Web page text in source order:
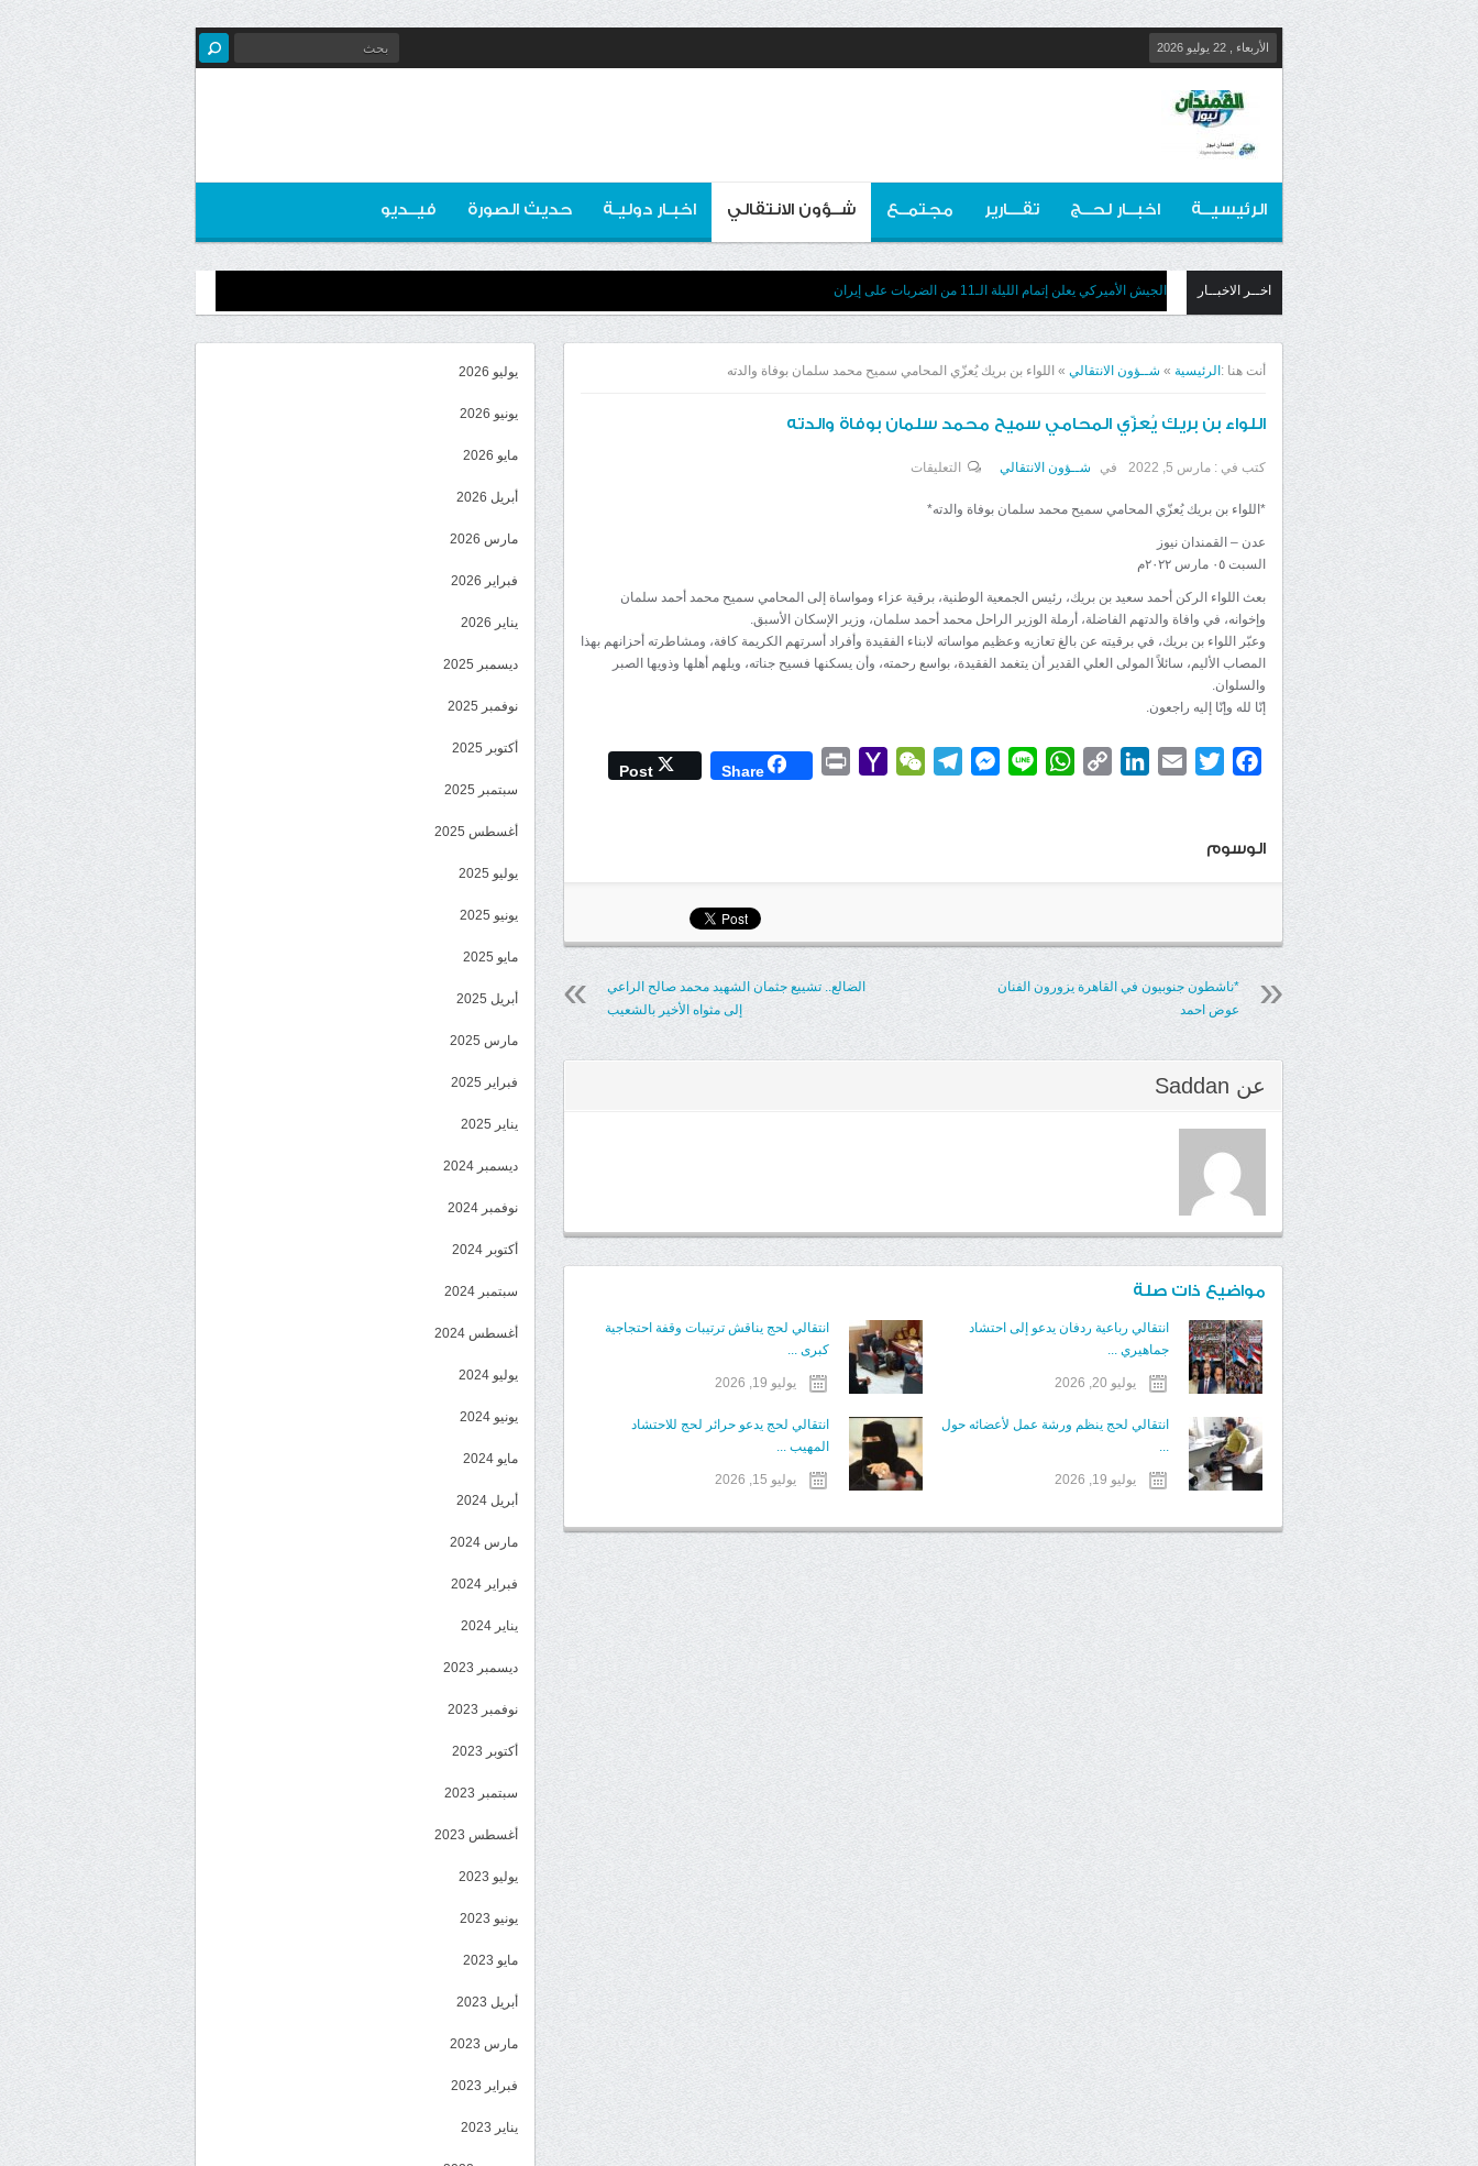
الأربعاء , 22 يوليو 2026
الرئيسيــة اخبــار لحــج تقـــارير مجتمــع شــؤون الانتقالي اخبـار دوليـة حديث الصورة فيــديو
اخــر الاخبــار الجيش الأميركي يعلن إتمام الليلة الـ11 من الضربات على إيران
أنت هنا : الرئيسية » شــؤون الانتقالي » اللواء بن بريك يُعزّي المحامي سميح محمد سلمان بوفاة والدته
اللواء بن بريك يُعزّي المحامي سميح محمد سلمان بوفاة والدته
كتب في : مارس 5, 2022 في شــؤون الانتقالي التعليقات
المحامي
محمد
مغلقة
*اللواء بن بريك يُعزّي المحامي سميح محمد سلمان بوفاة والدته*
عدن – القمندان نيوز
السبت ٠٥ مارس ٢٠٢٢م
بعث اللواء الركن أحمد سعيد بن بريك، رئيس الجمعية الوطنية، برقية عزاء ومواساة إلى المحامي سميح محمد أحمد سلمان
وإخوانه، في وافاة والدتهم الفاضلة، أرملة الوزير الراحل محمد أحمد سلمان، وزير الإسكان الأسبق.
وعبّر اللواء بن بريك، في برقيته عن بالغ تعازيه وعظيم مواساته لابناء الفقيدة وأفراد أسرتهم الكريمة كافة، ومشاطرته أحزانهم بهذا
المصاب الأليم، سائلاً المولى العلي القدير أن يتغمد الفقيدة، بواسع رحمته، وأن يسكنها فسيح جناته، ويلهم أهلها وذويها الصبر
والسلوان.
إنّا لله وإنّا إليه راجعون.
Facebook
Twitter
Email
LinkedIn
Copy
WhatsApp
Line
Messenger
Telegram
WeChat
Yahoo
Print
Share
Post
الوسوم
الضالع.. تشييع جثمان الشهيد محمد صالح الراعي
إلى مثواه الأخير بالشعيب
*ناشطون جنوبيون في القاهرة يزورون الفنان
عوض احمد
عن Saddan
مواضيع ذات صلة
انتقالي رباعية ردفان يدعو إلى احتشاد
جماهيري ...
يوليو 20, 2026
انتقالي لحج يناقش ترتيبات وقفة احتجاجية
كبرى ...
يوليو 19, 2026
انتقالي لحج ينظم ورشة عمل لأعضائه حول
...
يوليو 19, 2026
انتقالي لحج يدعو حرائر لحج للاحتشاد
المهيب ...
يوليو 15, 2026
يوليو 2026
يونيو 2026
مايو 2026
أبريل 2026
مارس 2026
فبراير 2026
يناير 2026
ديسمبر 2025
نوفمبر 2025
أكتوبر 2025
سبتمبر 2025
أغسطس 2025
يوليو 2025
يونيو 2025
مايو 2025
أبريل 2025
مارس 2025
فبراير 2025
يناير 2025
ديسمبر 2024
نوفمبر 2024
أكتوبر 2024
سبتمبر 2024
أغسطس 2024
يوليو 2024
يونيو 2024
مايو 2024
أبريل 2024
مارس 2024
فبراير 2024
يناير 2024
ديسمبر 2023
نوفمبر 2023
أكتوبر 2023
سبتمبر 2023
أغسطس 2023
يوليو 2023
يونيو 2023
مايو 2023
أبريل 2023
مارس 2023
فبراير 2023
يناير 2023